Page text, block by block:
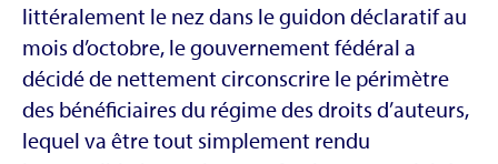
littéralement le nez dans le guidon déclaratif au
mois d’octobre, le gouvernement fédéral a
décidé de nettement circonscrire le périmètre
des bénéficiaires du régime des droits d’auteurs,
lequel va être tout simplement rendu